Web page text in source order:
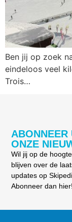
Ben jij op zoek
eindeloos veel
Trois…
ABONNEER
ONZE
Wil jij op de hoogte
blijven over de
updates op
Abonneer dan hier!